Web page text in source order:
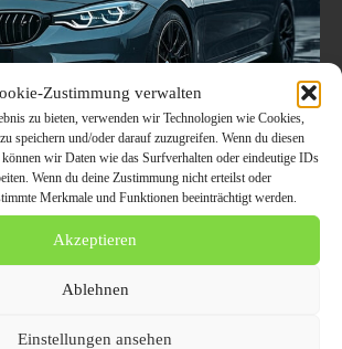
Zustimmung verwalten
zu bieten, verwenden wir Technologien wie Cookies,
speichern und/oder darauf zuzugreifen. Wenn du diesen
wir Daten wie das Surfverhalten oder eindeutige IDs
Wenn du deine Zustimmung nicht erteilst oder
Merkmale und Funktionen beeinträchtigt werden.
Akzeptieren
Ablehnen
Einstellungen ansehen
BMW in Duisburg –
durch schnelle
19. November 2024
Ihnen die Möglichkeit, Ihren BMW
Fahrzeugen spezialisiert und garantieren Ihnen